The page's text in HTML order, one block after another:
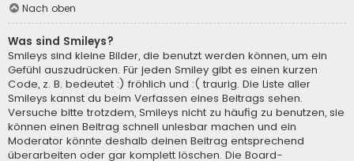
Nach oben
Was sind Smileys?
Smileys sind kleine Bilder, die benutzt werden können, um ein
Gefühl auszudrücken. Für jeden Smiley gibt es einen kurzen
Code, z. B. bedeutet :) fröhlich und :( traurig. Die Liste aller
Smileys kannst du beim Verfassen eines Beitrags sehen.
Versuche bitte trotzdem, Smileys nicht zu häufig zu benutzen, sie
können einen Beitrag schnell unlesbar machen und ein
Moderator könnte deshalb deinen Beitrag entsprechend
überarbeiten oder gar komplett löschen. Die Board-